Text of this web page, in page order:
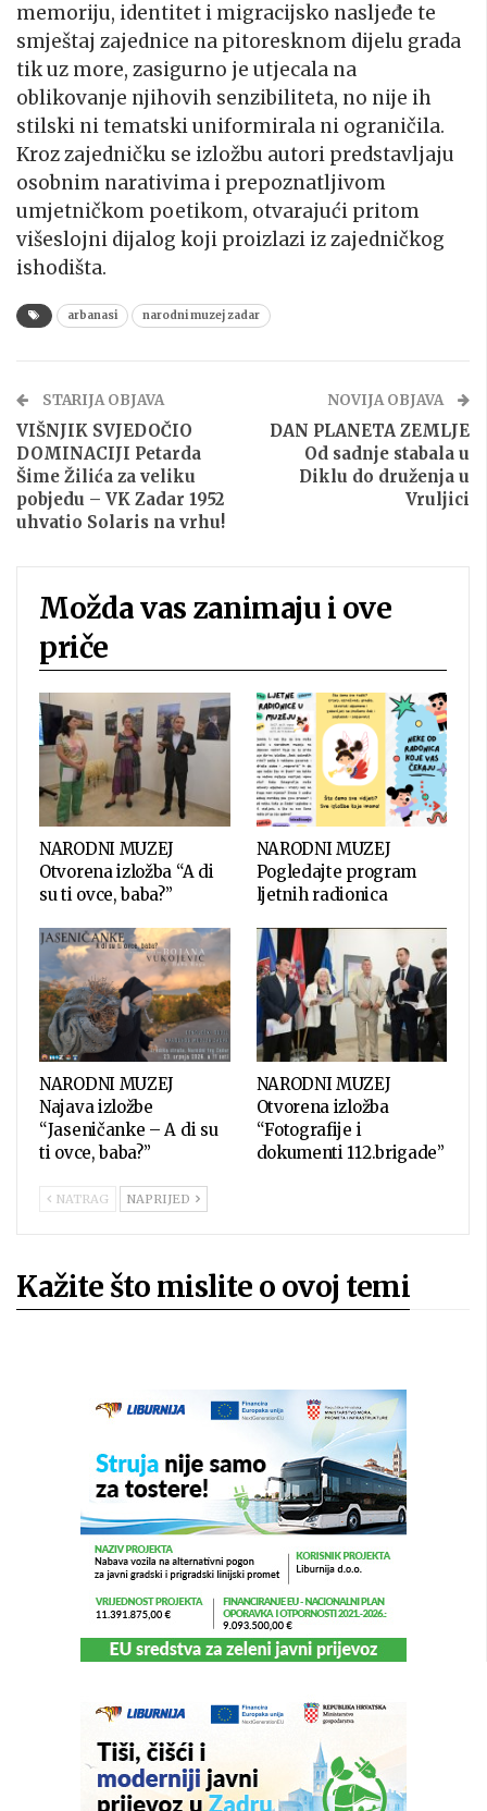
memoriju, identitet i migracijsko nasljeđe te
smještaj zajednice na pitoresknom dijelu grada
tik uz more, zasigurno je utjecala na
oblikovanje njihovih senzibiliteta, no nije ih
stilski ni tematski uniformirala ni ograničila.
Kroz zajedničku se izložbu autori predstavljaju
osobnim narativima i prepoznatljivom
umjetničkom poetikom, otvarajući pritom
višeslojni dijalog koji proizlazi iz zajedničkog
ishodišta.
arbanasi narodni muzej zadar
STARIJA OBJAVA
VIŠNJIK SVJEDOČIO
DOMINACIJI Petarda
Šime Žilića za veliku
pobjedu – VK Zadar 1952
uhvatio Solaris na vrhu!
NOVIJA OBJAVA
DAN PLANETA ZEMLJE
Od sadnje stabala u
Diklu do druženja u
Vruljici
Možda vas zanimaju i ove
priče
NARODNI MUZEJ
Otvorena izložba “A di
su ti ovce, baba?”
NARODNI MUZEJ
Pogledajte program
ljetnih radionica
NARODNI MUZEJ
Najava izložbe
“Jaseničanke – A di su
ti ovce, baba?”
NARODNI MUZEJ
Otvorena izložba
“Fotografije i
dokumenti 112.brigade”
NATRAG NAPRIJED
Kažite što mislite o ovoj temi